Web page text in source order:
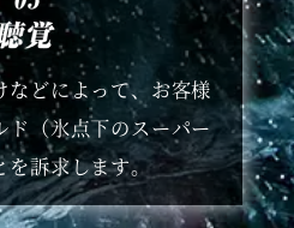
などによって、お客様
ド（氷点下のスーパー
を訴求します。